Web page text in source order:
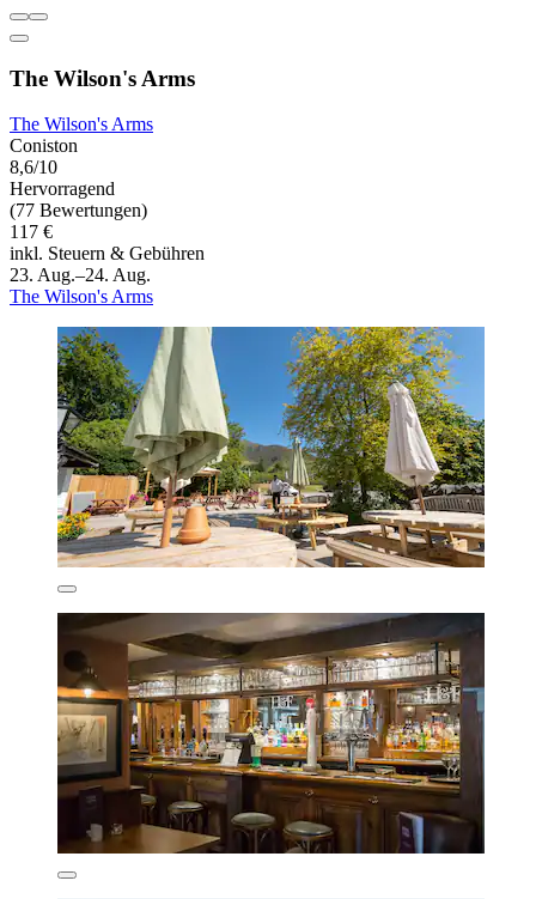
The Wilson's Arms
The Wilson's Arms
Coniston
8,6/10
Hervorragend
(77 Bewertungen)
117 €
inkl. Steuern & Gebühren
23. Aug.–24. Aug.
The Wilson's Arms